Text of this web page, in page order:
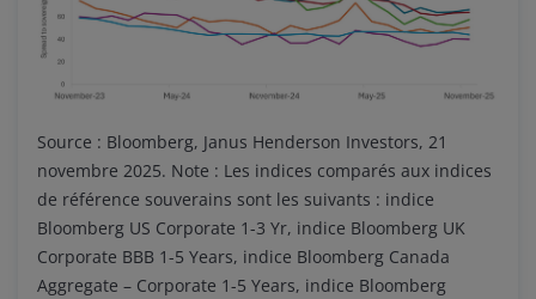
Source : Bloomberg, Janus Henderson Investors, 21
novembre 2025. Note : Les indices comparés aux indices
de référence souverains sont les suivants : indice
Bloomberg US Corporate 1-3 Yr, indice Bloomberg UK
Corporate BBB 1-5 Years, indice Bloomberg Canada
Aggregate – Corporate 1-5 Years, indice Bloomberg